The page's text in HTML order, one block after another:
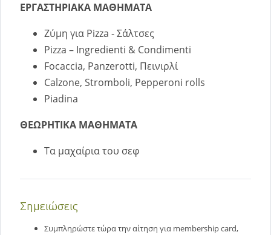
ΕΡΓΑΣΤΗΡΙΑΚΑ ΜΑΘΗΜΑΤΑ
Ζύμη για Pizza - Σάλτσες
Pizza – Ingredienti & Condimenti
Focaccia, Panzerotti, Πεινιρλί
Calzone, Stromboli, Pepperoni rolls
Piadina
ΘΕΩΡΗΤΙΚΑ ΜΑΘΗΜΑΤΑ
Τα μαχαίρια του σεφ
Σημειώσεις
Συμπληρώστε τώρα την αίτηση για membership card,